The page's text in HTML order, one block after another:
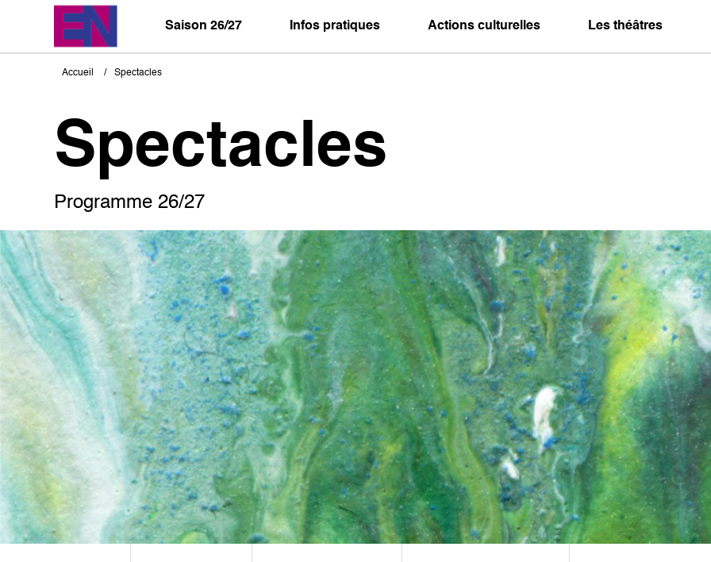
Saison 26/27 Infos pratiques Actions culturelles Les théâtres
Fil
Accueil Spectacles
Spectacles
Programme 26/27